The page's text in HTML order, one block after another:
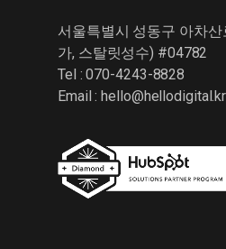
서울특별시 성동구 아차
가, 스탈릿성수) #04782
Tel : 070-4243-8828
Email :hello@hellodigital.kr